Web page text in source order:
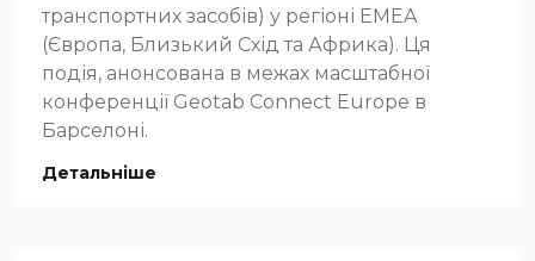
транспортних засобів) у регіоні EMEA
(Європа, Близький Схід та Африка). Ця
подія, анонсована в межах масштабної
конференції Geotab Connect Europe в
Барселоні.
Детальніше